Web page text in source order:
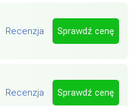
Recenzja Sprawdź cenę
Recenzja Sprawdź cenę